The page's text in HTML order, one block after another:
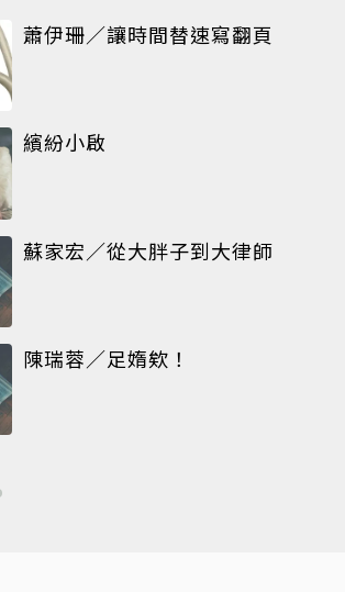
蕭伊珊／讓時間替速寫翻頁
繽紛小啟
蘇家宏／從大胖子到大律師
陳瑞蓉／足媠欸！